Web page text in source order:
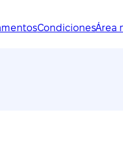
CondicionesÁrea